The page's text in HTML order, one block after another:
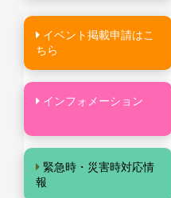
イベント掲載申請はこ
ちら
インフォメーション
緊急時・災害時対応情
報